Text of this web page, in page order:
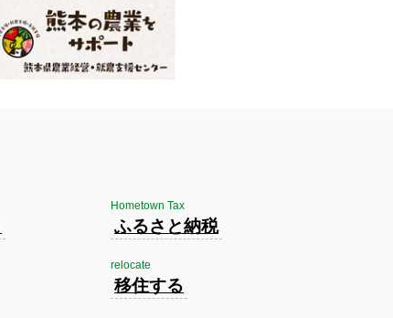
Hometown Tax
ふるさと納税
relocate
移住する